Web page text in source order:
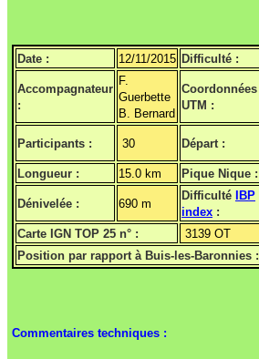
Date : 12/11/2015 Difficulté :
Accompagnateur
:
F.
Guerbette
B. Bernard
Coordonnées
UTM :
Participants : 30 Départ :
Longueur :
15.0 km Pique Nique :
Dénivelée : 690 m
Difficulté
IBP
index :
Carte IGN TOP 25 n° :
3139 OT
Position par rapport à Buis-les-Baronnies :
Commentaires techniques :